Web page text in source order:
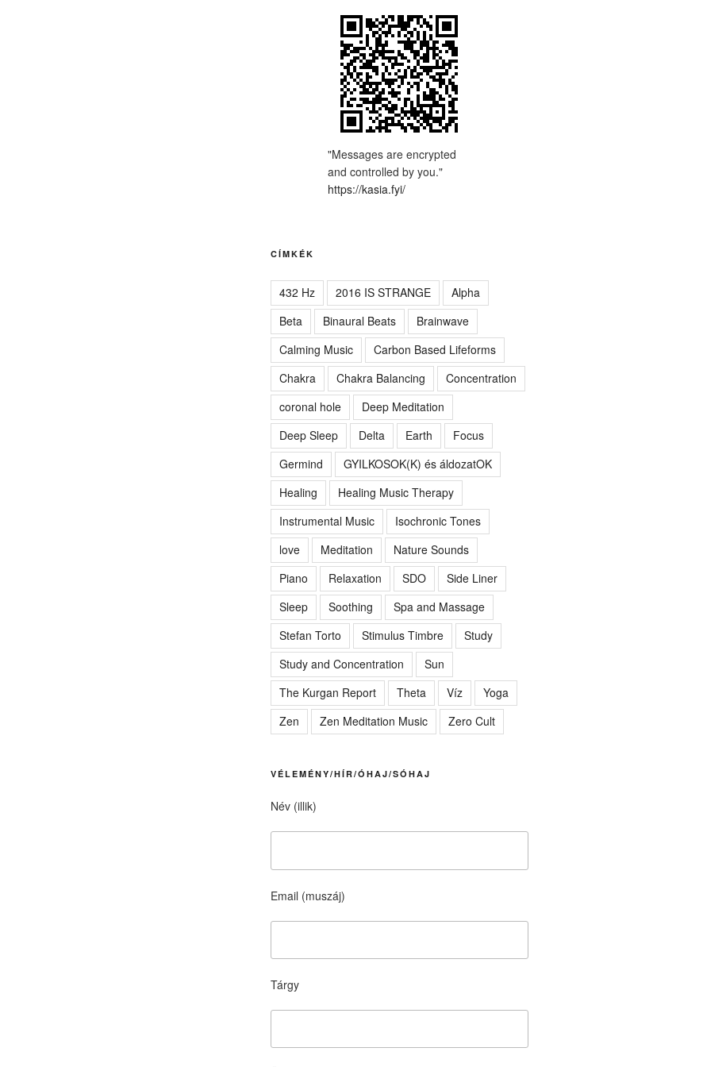
"Messages are encrypted
and controlled by you."
https://kasia.fyi/
CÍMKÉK
432 Hz 2016 IS STRANGE
Alpha
Beta
Binaural Beats
Brainwave
Calming Music
Carbon Based Lifeforms
Chakra
Chakra Balancing
Concentration
coronal hole
Deep Meditation
Deep Sleep
Delta Earth
Focus
Germind
GYILKOSOK(K) és áldozatOK
Healing
Healing Music Therapy
Instrumental Music
Isochronic Tones
love
Meditation
Nature Sounds
Piano
Relaxation SDO
Side Liner
Sleep
Soothing
Spa and Massage
Stefan Torto
Stimulus Timbre
Study
Study and Concentration
Sun
The Kurgan Report
Theta Víz
Yoga
Zen
Zen Meditation Music Zero Cult
VÉLEMÉNY/HÍR/ÓHAJ/SÓHAJ
Név (illik)
Email (muszáj)
Tárgy